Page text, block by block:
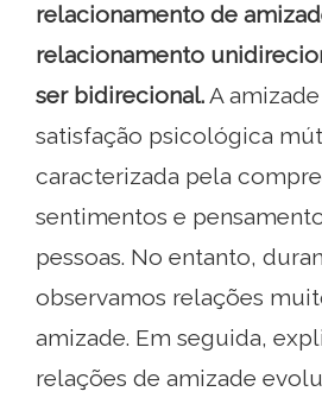
relacionamento de
relacionamento
ser bidirecional.A
satisfação psicológica
caracterizada pela
sentimentos e
pessoas. No entanto,
observamos relações
amizade. Em seguida,
relações de amizade